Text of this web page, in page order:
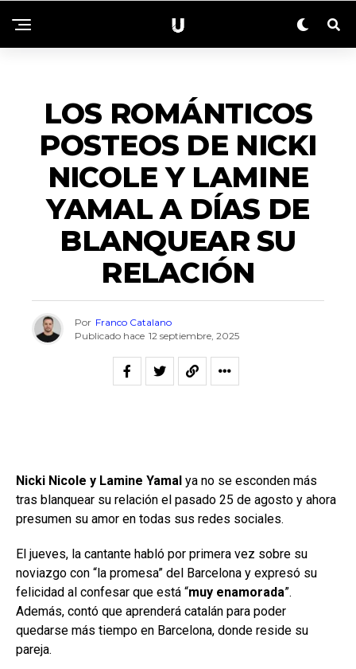
LOS ROMÁNTICOS
POSTEOS DE NICKI
NICOLE Y LAMINE
YAMAL A DÍAS DE
BLANQUEAR SU
RELACIÓN
Por Franco Catalano
Publicado hace 12 septiembre, 2025
Nicki Nicole y Lamine Yamal ya no se esconden más
tras blanquear su relación el pasado 25 de agosto y ahora
presumen su amor en todas sus redes sociales.
El jueves, la cantante habló por primera vez sobre su
noviazgo con “la promesa” del Barcelona y expresó su
felicidad al confesar que está “muy enamorada”.
Además, contó que aprenderá catalán para poder
quedarse más tiempo en Barcelona, donde reside su
pareja.